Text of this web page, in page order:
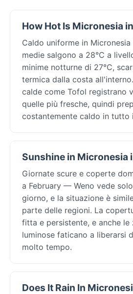
How Hot Is Micronesia
Caldo uniforme in Micronesia
medie salgono a 28°C a
minime notturne di 27°C,
termica dalla costa
calde come Tofol registrano
quelle più fresche, quindi
costantemente caldo in tutto
Sunshine in Micronesia
Giornate scure e coperte
a February — Weno vede solo
giorno, e la situazione è
parte delle regioni. La
fitta e persistente, e anche le
luminose faticano a liberarsi
molto tempo.
Does It Rain In